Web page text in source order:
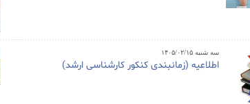
سه شنبه ۱۴۰۵/۰۲/۱۵
اطلاعیه (زمانبندی کنکور کارشناسی ارشد)